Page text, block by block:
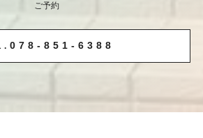
ご予約
078-851-6388